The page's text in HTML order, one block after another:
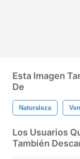
Esta Imagen
De
Naturaleza
Los Usuarios
También